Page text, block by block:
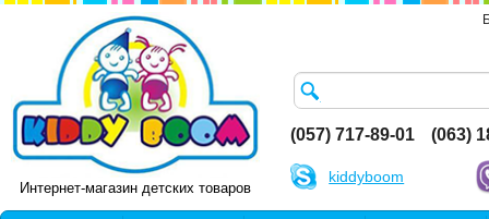
Интернет-магазин детских товаров
(057) 717-89-01 (063)
kiddyboom